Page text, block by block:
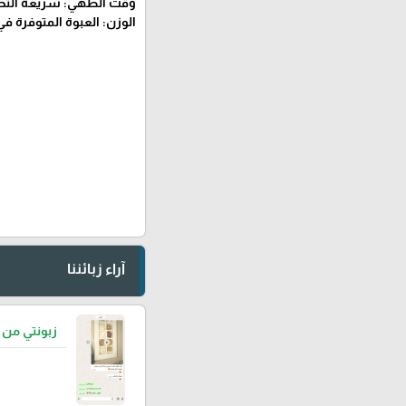
الوزن: العبوة المتوفرة في
آراء زبائننا
زبونتي